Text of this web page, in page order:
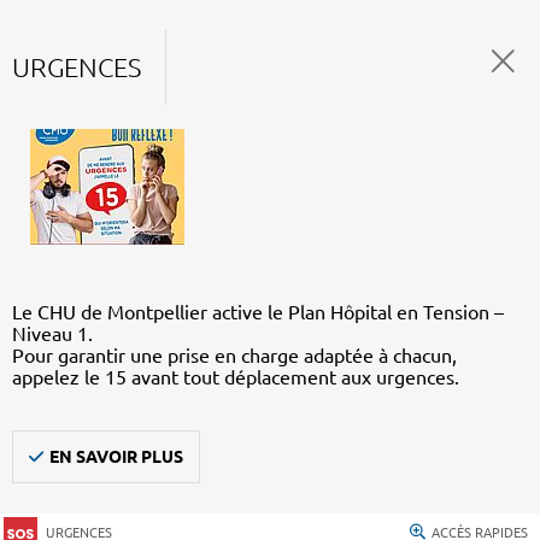
URGENCES
Le CHU de Montpellier active le Plan Hôpital en Tension –
Niveau 1.
Pour garantir une prise en charge adaptée à chacun,
appelez le 15 avant tout déplacement aux urgences.
EN SAVOIR PLUS
URGENCES ACCÈS RAPIDES